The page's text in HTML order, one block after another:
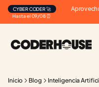
Hasta el 09/08 ⏰
CYBER CODER 🚀
Inicio Blog Inteligencia